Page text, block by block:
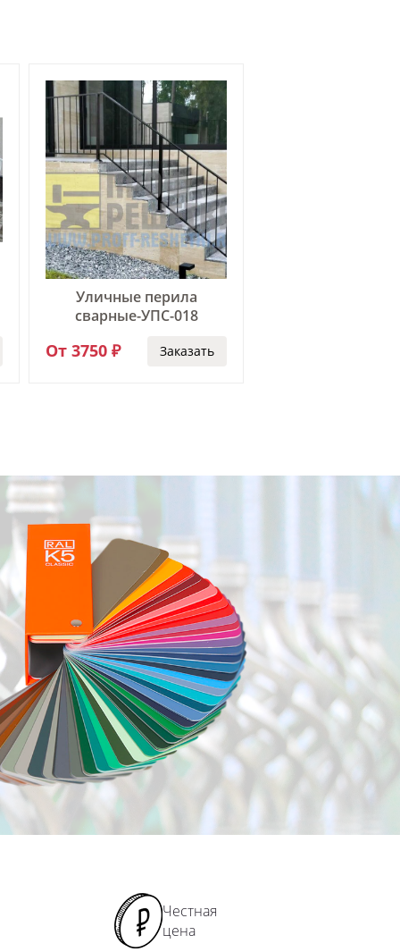
Уличные перила
сварные-УПС-018
От 3750 ₽ Заказать
Честная
цена